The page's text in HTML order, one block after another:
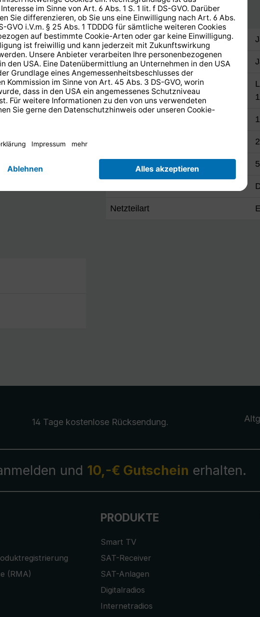
Polnisch,
Niederländisch,
Norwegisch,
Stromversorgung
Akku wechselbar
Akku integriert
Akkutyp
Frequenz
Netzteilart
14 Tage kostenlose Rücksendung.
und 10,-€ Gutschein erhalten.
(RMA)
PRODUKTE
Smart TV
SAT-Receiver
SAT-Anlagen
Digitalradios
Internetradios